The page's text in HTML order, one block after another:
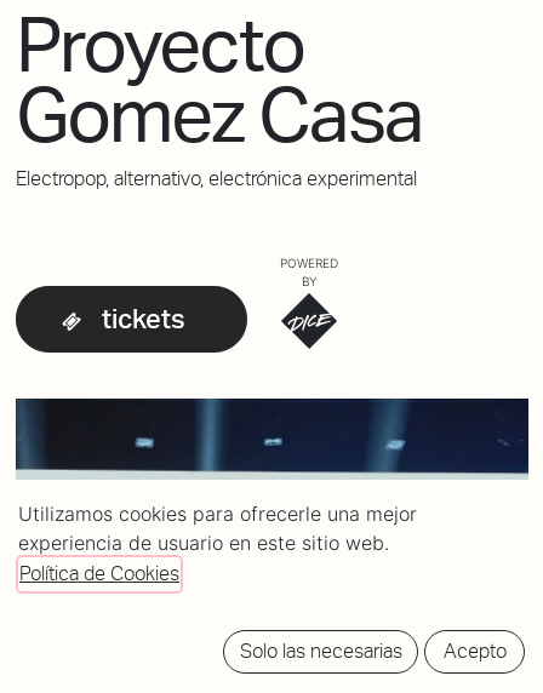
Proyecto
Gomez Casa
Electropop, alternativo, electrónica experimental
tickets
POWERED
BY
Utilizamos cookies para ofrecerle una mejor
experiencia de usuario en este sitio web.
Política de Cookies
Solo las necesarias Acepto